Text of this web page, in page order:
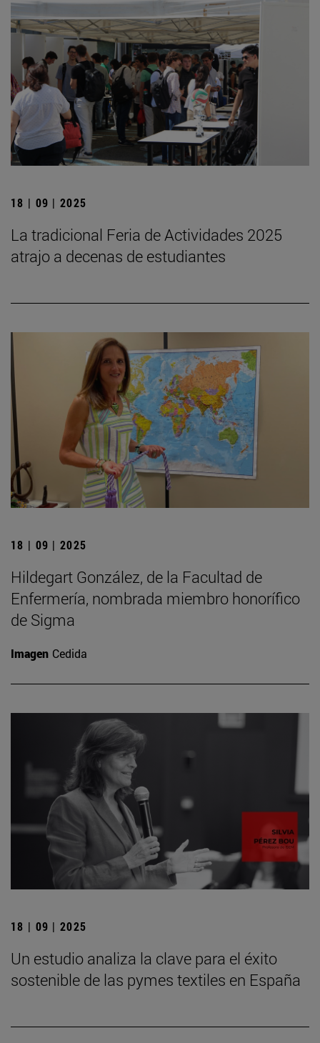
18 | 09 | 2025
La tradicional Feria de Actividades 2025
atrajo a decenas de estudiantes
18 | 09 | 2025
Hildegart González, de la Facultad de
Enfermería, nombrada miembro honorífico
de Sigma
Imagen Cedida
18 | 09 | 2025
Un estudio analiza la clave para el éxito
sostenible de las pymes textiles en España